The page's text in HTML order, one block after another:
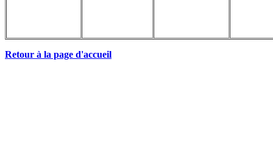
Retour à la page d'accueil